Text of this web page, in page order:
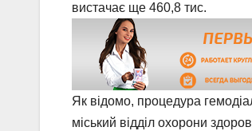
вистачає ще 460,8 тис.
Як відомо, процедура
міський відділ охорони